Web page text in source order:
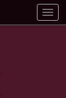
Toggle